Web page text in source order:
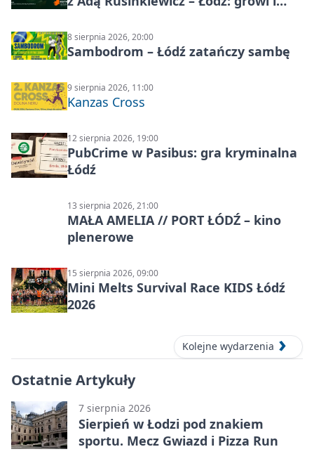
8 sierpnia 2026, 20:00
Sambodrom – Łódź zatańczy sambę
9 sierpnia 2026, 11:00
Kanzas Cross
12 sierpnia 2026, 19:00
PubCrime w Pasibus: gra kryminalna
Łódź
13 sierpnia 2026, 21:00
MAŁA AMELIA // PORT ŁÓDŹ – kino
plenerowe
15 sierpnia 2026, 09:00
Mini Melts Survival Race KIDS Łódź
2026
Kolejne wydarzenia
Ostatnie Artykuły
7 sierpnia 2026
Sierpień w Łodzi pod znakiem
sportu. Mecz Gwiazd i Pizza Run